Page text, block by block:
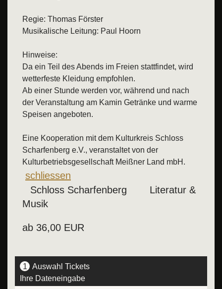
Regie: Thomas Förster
Musikalische Leitung: Paul Hoorn
Hinweise:
Da ein Teil des Abends im Freien stattfindet, wird
wetterfeste Kleidung empfohlen.
Ab einer Stunde werden vor, während und nach
der Veranstaltung am Kamin Getränke und warme
Speisen angeboten.
Eine Kooperation mit dem Kulturkreis Schloss
Scharfenberg e.V., veranstaltet von der
Kulturbetriebsgesellschaft Meißner Land mbH.
Weitere Informationen zur Veranstaltung wieder schließen
schliessen
Schloss Scharfenberg
Literatur &
Musik
ab 36,00 EUR
1
Auswahl Tickets
Ihre Dateneingabe